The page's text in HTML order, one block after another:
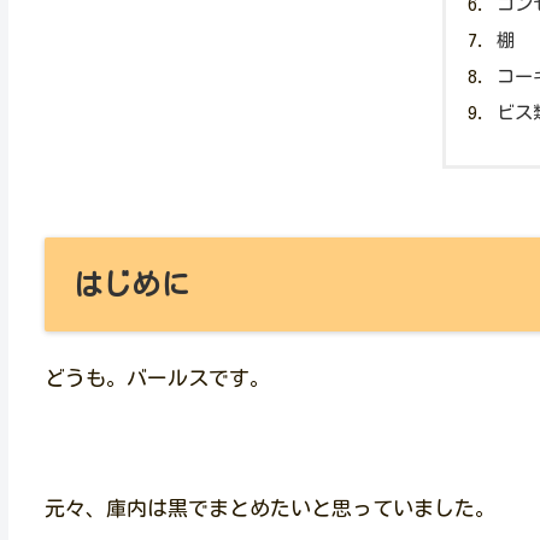
コン
棚
コー
ビス
はじめに
どうも。バールスです。
元々、庫内は黒でまとめたいと思っていました。